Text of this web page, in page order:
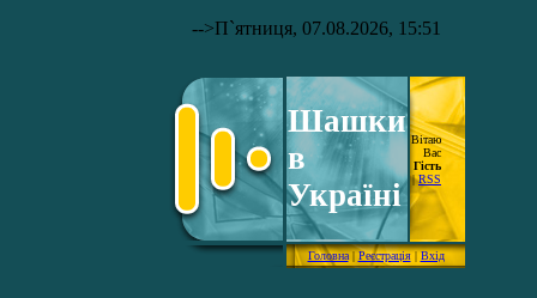
-->П`ятниця, 07.08.2026, 15:51
Шашки
в
Україні
Вітаю
Вас
Гість
|RSS
Головна|Реєстрація|Вхід